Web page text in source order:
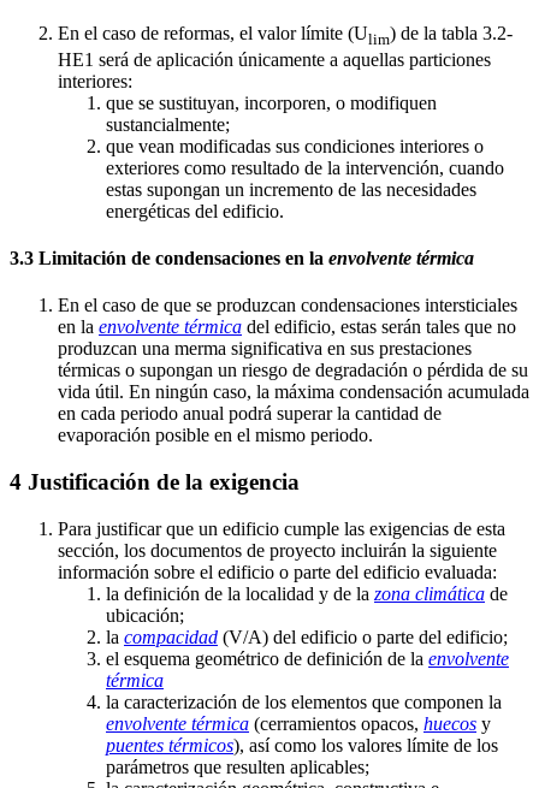
En el caso de reformas, el valor límite (Ulim) de la tabla 3.2-
HE1 será de aplicación únicamente a aquellas particiones
interiores:
que se sustituyan, incorporen, o modifiquen
sustancialmente;
que vean modificadas sus condiciones interiores o
exteriores como resultado de la intervención, cuando
estas supongan un incremento de las necesidades
energéticas del edificio.
3.3 Limitación de condensaciones en la envolvente térmica
En el caso de que se produzcan condensaciones intersticiales
en la envolvente térmica del edificio, estas serán tales que no
produzcan una merma significativa en sus prestaciones
térmicas o supongan un riesgo de degradación o pérdida de su
vida útil. En ningún caso, la máxima condensación acumulada
en cada periodo anual podrá superar la cantidad de
evaporación posible en el mismo periodo.
4 Justificación de la exigencia
Para justificar que un edificio cumple las exigencias de esta
sección, los documentos de proyecto incluirán la siguiente
información sobre el edificio o parte del edificio evaluada:
la definición de la localidad y de la zona climática de
ubicación;
la compacidad (V/A) del edificio o parte del edificio;
el esquema geométrico de definición de la envolvente
térmica
la caracterización de los elementos que componen la
envolvente térmica (cerramientos opacos, huecos y
puentes térmicos), así como los valores límite de los
parámetros que resulten aplicables;